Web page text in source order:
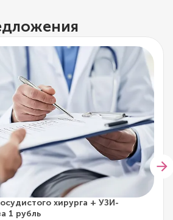
хирурга + УЗИ-
1 рубль